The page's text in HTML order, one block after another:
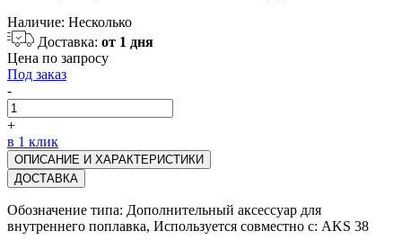
Наличие: Несколько
Доставка: от 1 дня
Цена по запросу
Под заказ
-
+
в 1 клик
ОПИСАНИЕ И ХАРАКТЕРИСТИКИ
ДОСТАВКА
Обозначение типа: Дополнительный аксессуар для
внутреннего поплавка, Используется совместно с: AKS 38